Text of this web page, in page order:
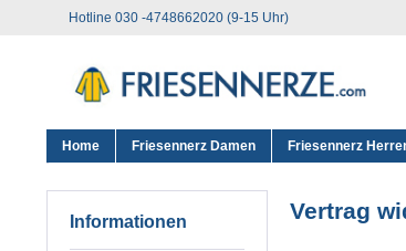
Hotline 030 -4748662020 (9-15 Uhr)
Home Friesennerz Damen Friesennerz
Informationen Vertrag